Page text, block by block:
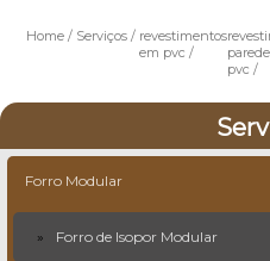
Home Serviços
revestimentos
em pvc
pvc
Forro Modular
Forro de Isopor Modular